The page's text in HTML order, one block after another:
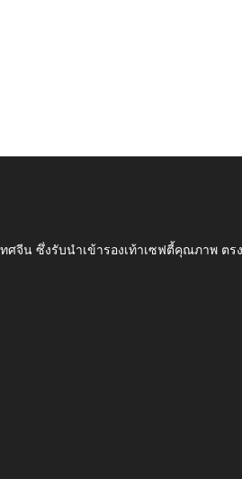
ศจีน ซึ่งรับนำเข้ารองเท้าเซฟตี้คุณภาพ